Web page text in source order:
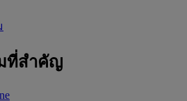
ที่สำคัญ